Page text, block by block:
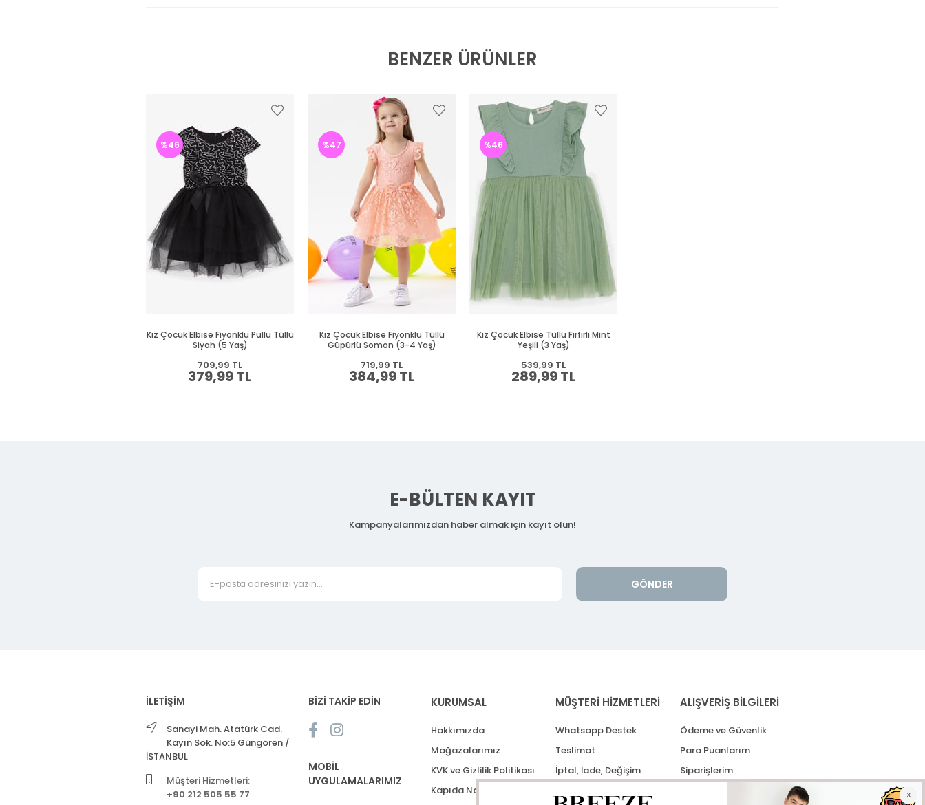
BENZER ÜRÜNLER
Kız Çocuk Elbise Fiyonklu Pullu Tüllü
Siyah (5 Yaş)
379,99 TL
709,99 TL
%46
Kız Çocuk Elbise Fiyonklu Tüllü
Güpürlü Somon (3-4 Yaş)
384,99 TL
719,99 TL
%47
Kız Çocuk Elbise Tüllü Fırfırlı Mint
Yeşili (3 Yaş)
289,99 TL
539,99 TL
%46
E-BÜLTEN KAYIT
Kampanyalarımızdan haber almak için kayıt olun!
GÖNDER
İLETİŞİM
Sanayi Mah. Atatürk Cad.
Kayın Sok. No:5 Güngören /
İSTANBUL
Müşteri Hizmetleri:
+90 212 505 55 77
BİZİ TAKİP EDİN
MOBİL
UYGULAMALARIMIZ
KURUMSAL
Hakkımızda
Mağazalarımız
KVK ve Gizlilik Politikası
Kapıda Nakit Ödeme
MÜŞTERİ HİZMETLERİ
Whatsapp Destek
Teslimat
İptal, İade, Değişim
ALIŞVERİŞ BİLGİLERİ
Ödeme ve Güvenlik
Para Puanlarım
Siparişlerim